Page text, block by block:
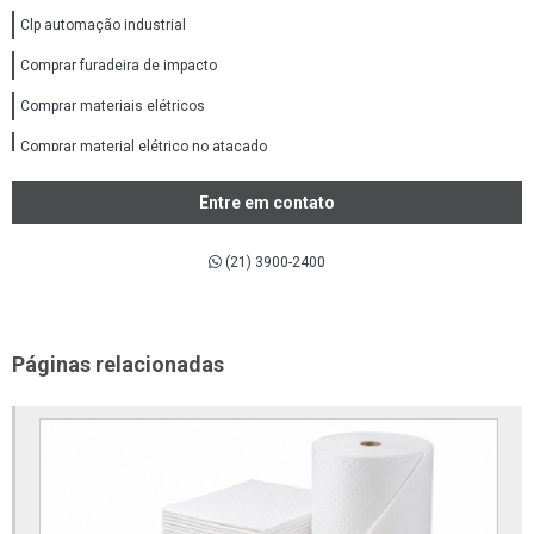
Clp automação industrial
Comprar furadeira de impacto
Comprar materiais elétricos
Comprar material elétrico no atacado
Comprar material elétricos online
Comprar tubos e conexões ppr
Entre em contato
(21) 3900-2400
Páginas relacionadas